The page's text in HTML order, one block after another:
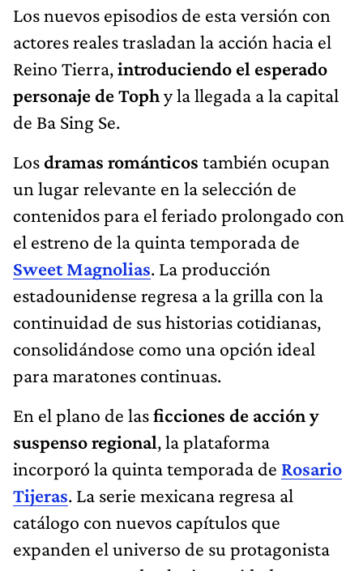
Los nuevos episodios de esta versión con
actores reales trasladan la acción hacia el
Reino Tierra,introduciendo el esperado
personaje de Tophy la llegada a la capital
de Ba Sing Se.
Losdramas románticos también ocupan
un lugar relevante en la selección de
contenidos para el feriado prolongado con
el estreno de la quinta temporada de
Sweet Magnolias. La producción
estadounidense regresa a la grilla con la
continuidad de sus historias cotidianas,
consolidándose como una opción ideal
para maratones continuas.
En el plano de lasficciones de acción y
suspenso regional, la plataforma
incorporó la quinta temporada de Rosario
Tijeras. La serie mexicana regresa al
catálogo con nuevos capítulos que
expanden el universo de su protagonista